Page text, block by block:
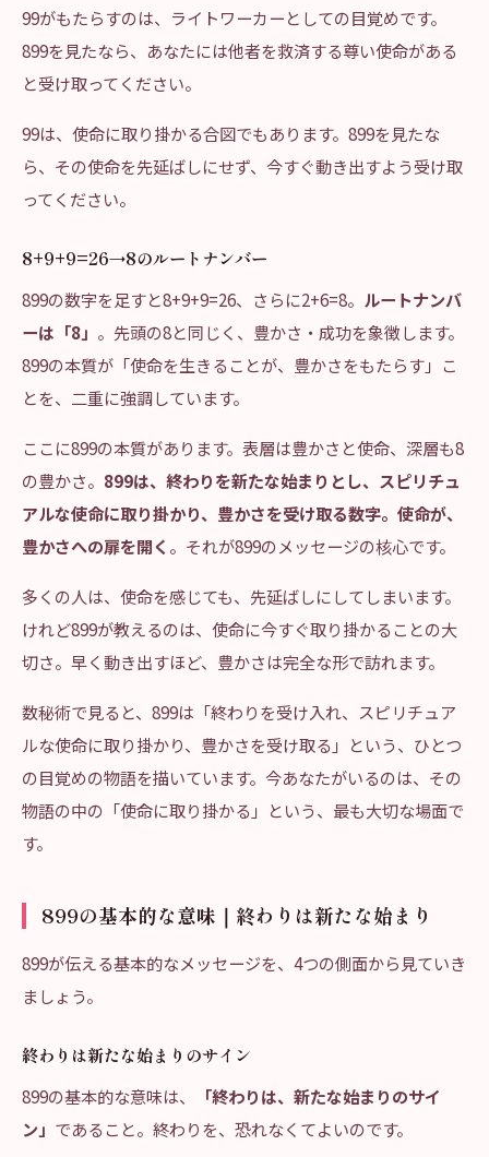
99がもたらすのは、ライトワーカーとしての目覚めです。
899を見たなら、あなたには他者を救済する尊い使命がある
と受け取ってください。
99は、使命に取り掛かる合図でもあります。899を見たな
ら、その使命を先延ばしにせず、今すぐ動き出すよう受け取
ってください。
8+9+9=26→8のルートナンバー
899の数字を足すと8+9+9=26、さらに2+6=8。 ルートナンバ
ーは「8」 。先頭の8と同じく、豊かさ・成功を象徴します。
899の本質が「使命を生きることが、豊かさをもたらす」こ
とを、二重に強調しています。
ここに899の本質があります。表層は豊かさと使命、深層も8
の豊かさ。 899は、終わりを新たな始まりとし、スピリチュ
アルな使命に取り掛かり、豊かさを受け取る数字。使命が、
豊かさへの扉を開く 。それが899のメッセージの核心です。
多くの人は、使命を感じても、先延ばしにしてしまいます。
けれど899が教えるのは、使命に今すぐ取り掛かることの大
切さ。早く動き出すほど、豊かさは完全な形で訪れます。
数秘術で見ると、899は「終わりを受け入れ、スピリチュア
ルな使命に取り掛かり、豊かさを受け取る」という、ひとつ
の目覚めの物語を描いています。今あなたがいるのは、その
物語の中の「使命に取り掛かる」という、最も大切な場面で
す。
899の基本的な意味｜終わりは新たな始まり
899が伝える基本的なメッセージを、4つの側面から見ていき
ましょう。
終わりは新たな始まりのサイン
899の基本的な意味は、
「終わりは、新たな始まりのサイ
ン」 であること。終わりを、恐れなくてよいのです。